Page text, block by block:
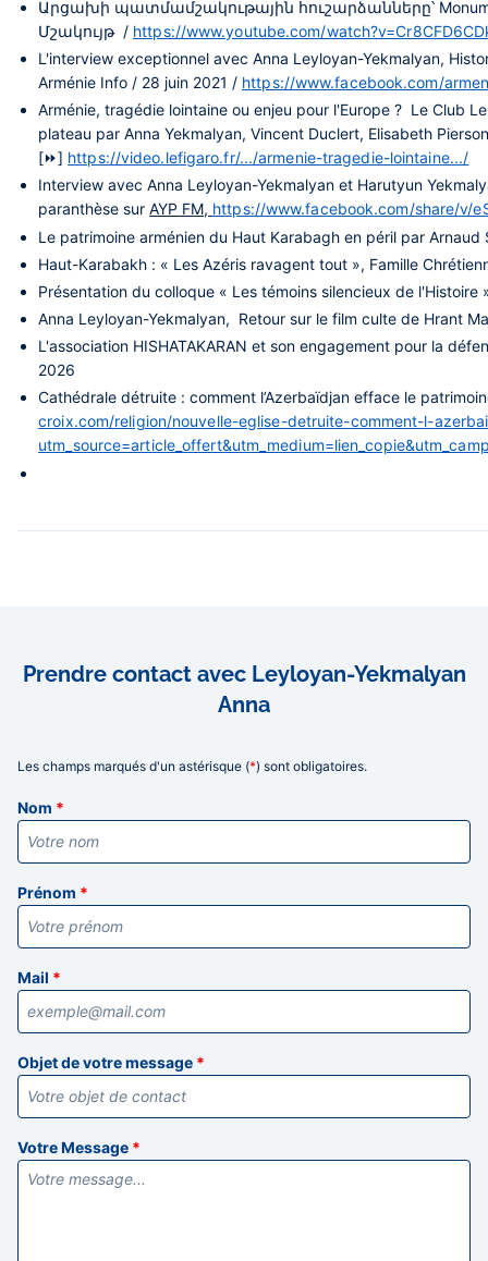
Արցախի պատմամշակութային հուշարձանները՝
Մշակույթ / https://www.youtube.com/
L'interview exceptionnel avec Anna Leyloyan-Yekmalyan,
Arménie Info / 28 juin 2021 / https://www.facebook.com/
Arménie, tragédie lointaine ou enjeu pour l'Europe ? Le Club
plateau par Anna Yekmalyan, Vincent Duclert, Elisabeth
[⏩] https://video.lefigaro.fr/.../armenie-tragedie-lointaine.../
Interview avec Anna Leyloyan-Yekmalyan et Harutyun
paranthèse surAYP FM, https://www.facebook.com/share/v/
Le patrimoine arménien du Haut Karabagh en péril par
Haut-Karabakh : « Les Azéris ravagent tout », Famille
Présentation du colloque « Les témoins silencieux de
Anna Leyloyan-Yekmalyan, Retour sur le film culte de Hrant
L'association HISHATAKARAN et son engagement pour la
2026
Cathédrale détruite : comment l’Azerbaïdjan efface le
croix.com/religion/nouvelle-eglise-detruite-comment-l-
Prendre contact avec Leyloyan-Yekmalyan
Anna
Les champs marqués d'un astérisque (*) sont obligatoires.
Nom *
Prénom *
Mail *
Objet de votre message *
Votre Message *